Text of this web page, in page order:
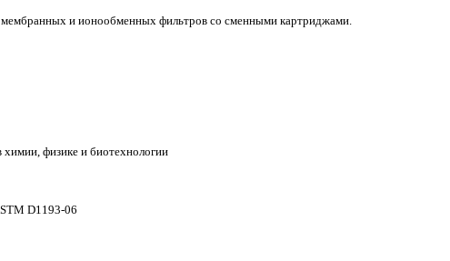
и ионообменных фильтров со сменными картриджами.
химии, физике и биотехнологии
D1193-06